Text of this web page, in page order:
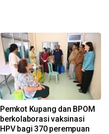
Pemkot Kupang dan BPOM
berkolaborasi vaksinasi
HPV bagi 370 perempuan